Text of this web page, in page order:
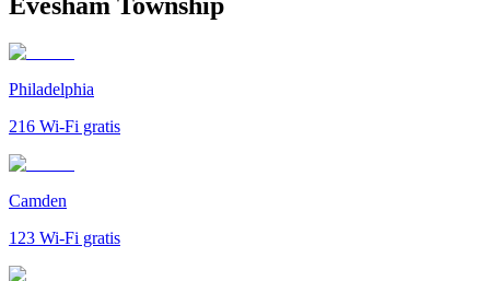
Philadelphia
216 Wi-Fi gratis
Camden
123 Wi-Fi gratis